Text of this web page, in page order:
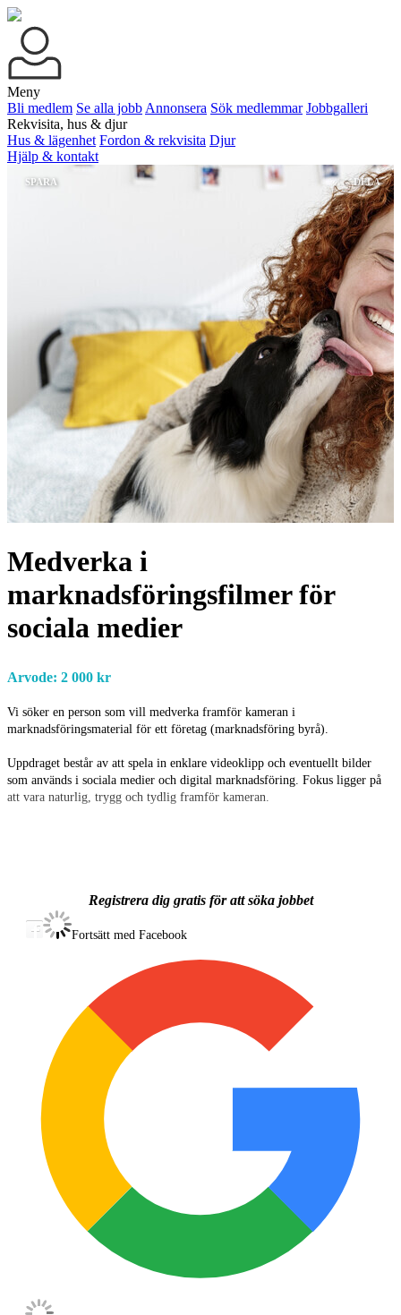
Meny
Bli medlem Se alla jobb Annonsera Sök medlemmar Jobbgalleri
Rekvisita, hus & djur
Hus & lägenhet Fordon & rekvisita Djur
Hjälp & kontakt
SPARA DELA
Medverka i
marknadsföringsfilmer för
sociala medier
Arvode: 2 000 kr
Vi söker en person som vill medverka framför kameran i
marknadsföringsmaterial för ett företag (marknadsföring byrå).
Uppdraget består av att spela in enklare videoklipp och eventuellt bilder
som används i sociala medier och digital marknadsföring. Fokus ligger på
att vara naturlig, trygg och tydlig framför kameran.
• Kan vara dig själv och följa enkla instruktioner
Tidigare erfarenhet är inget krav.
Inspelningen kommer max att ta 2 timma.
Ett plus om du har en video på dig själv där du säger en kort mening.
Plats: Örebro
Kategori: Skådespelare
Ålder: 22 - 40 år
Publicerad: 9/6
Faktura: 2 000 kr
Registrera dig gratis för att söka jobbet
Fortsätt med Facebook